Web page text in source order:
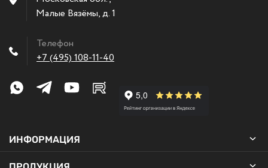
Малые Вязёмы,д. 1
Телефон
+7 (495) 108-11-40
ИНФОРМАЦИЯ